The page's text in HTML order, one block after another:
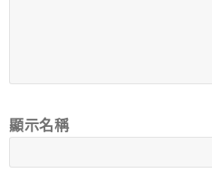
顯示名稱